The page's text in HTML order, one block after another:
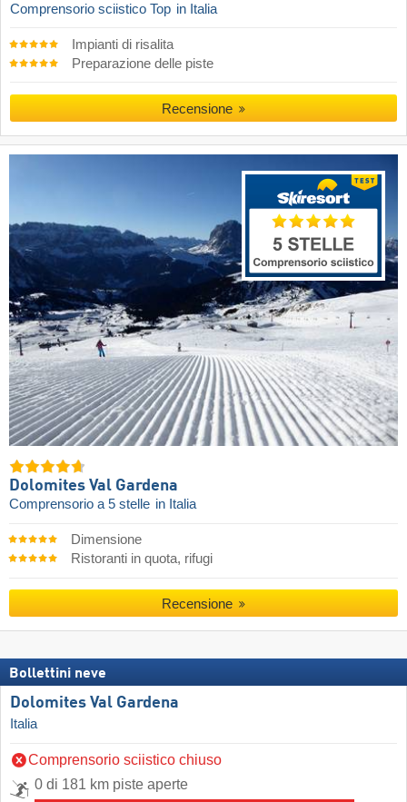
Comprensorio sciistico Top in Italia
Impianti di risalita
Preparazione delle piste
Recensione
Dolomites Val Gardena
Comprensorio a 5 stelle in Italia
Dimensione
Ristoranti in quota, rifugi
Recensione
Bollettini neve
Dolomites Val Gardena
Italia
Comprensorio sciistico chiuso
0 di 181 km piste aperte